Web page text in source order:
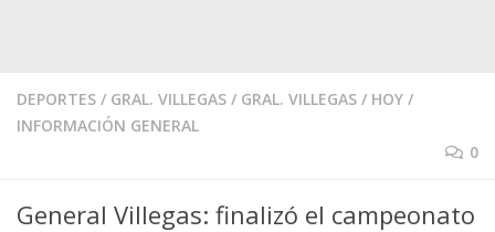
DEPORTES / GRAL. VILLEGAS / GRAL. VILLEGAS / HOY /
INFORMACIÓN GENERAL
0
General Villegas: finalizó el campeonato